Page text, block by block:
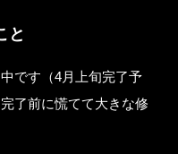
と
です（4月上旬完了予
了前に慌てて大きな修